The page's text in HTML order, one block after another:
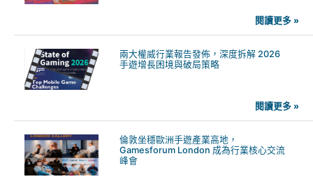
閱讀更多 »
兩大權威行業報告發佈，深度拆解 2026
手遊增長困境與破局策略
閱讀更多 »
倫敦坐穩歐洲手遊產業高地，
Gamesforum London 成為行業核心交流
峰會